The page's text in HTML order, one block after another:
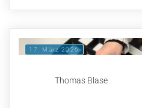
17. März 2026
Thomas Blase